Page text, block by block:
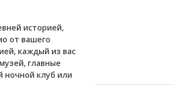
историей,
от вашего
каждый из вас
главные
ночной клуб или